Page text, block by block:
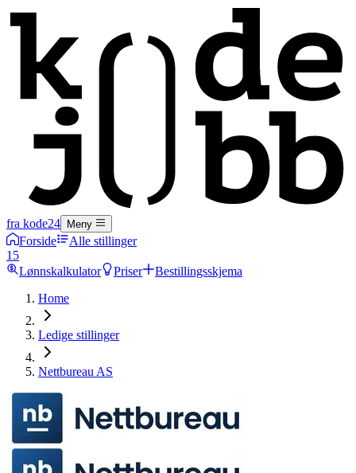
fra kode24 Meny
Forside
Alle stillinger
15
Lønnskalkulator
Priser
Bestillingsskjema
Home
Ledige stillinger
Nettbureau AS